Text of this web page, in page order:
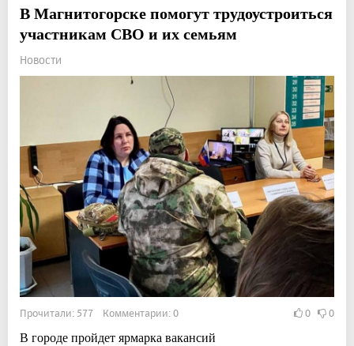
В Магнитогорске помогут трудоустроиться
участникам СВО и их семьям
Новости
Прочитали: 577 Комментарии: 0 0 0
В городе пройдет ярмарка вакансий